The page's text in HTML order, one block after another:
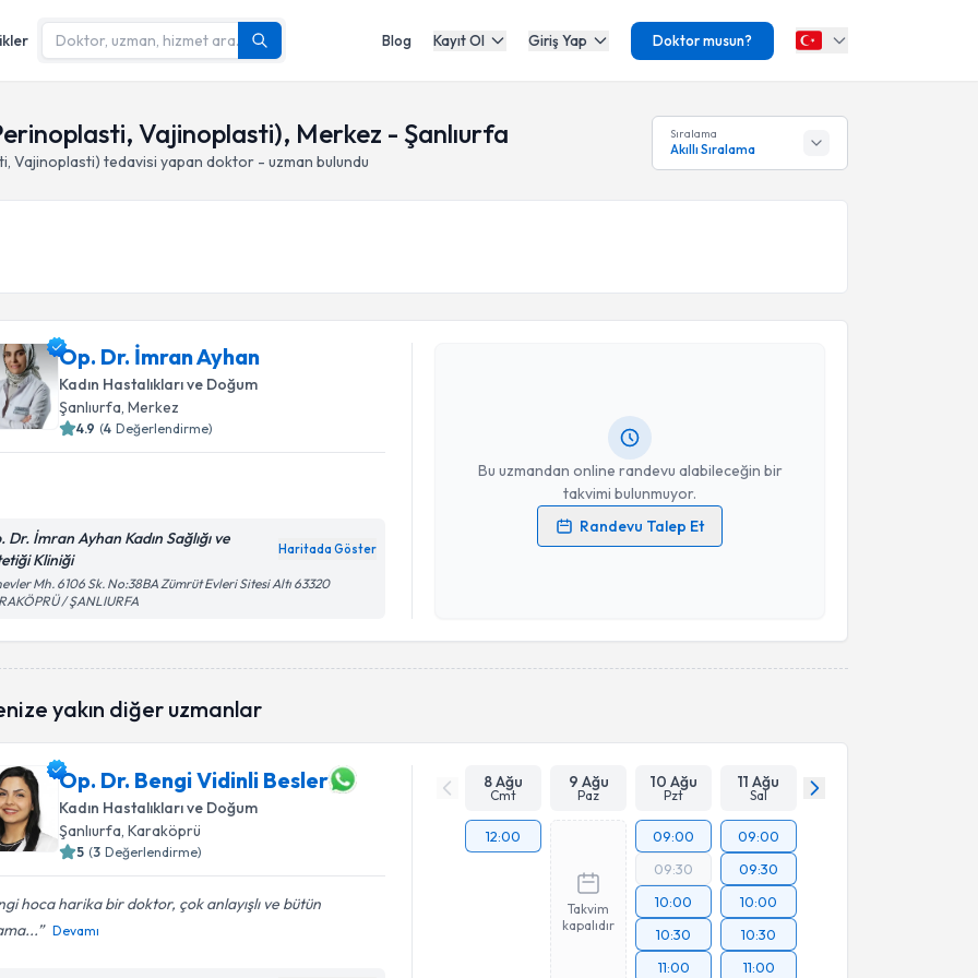
Blog Kayıt Ol Giriş Yap Doktor musun?
Vajinoplasti), Merkez - Şanlıurfa
Vajinoplasti) tedavisi yapan doktor - uzman bulundu
Sıralama
Akıllı Sıralama
Op. Dr. İmran Ayhan
Kadın Hastalıkları ve Doğum
Şanlıurfa, Merkez
4.9 (4 Değerlendirme)
Dr. İmran Ayhan Kadın Sağlığı ve
Kliniği
Haritada Göster
Mh. 6106 Sk. No:38BA Zümrüt Evleri Sitesi Altı 63320
/ ŞANLIURFA
Bu uzmandan online randevu alabileceğin bir
takvimi bulunmuyor.
Randevu Talep Et
Kişisel verilerimin işlenmesine ilişkinAydınlatma Metni
yakın diğer uzmanlar
Op. Dr. Bengi Vidinli Besler
Kadın Hastalıkları ve Doğum
Şanlıurfa, Karaköprü
5 (3 Değerlendirme)
hoca harika bir doktor, çok anlayışlı ve bütün
Devamı
8 Ağu
Cmt
9 Ağu
Paz
10 Ağu
Pzt
11 Ağu
Sal
12:00
Takvim
kapalıdır
09:00
09:30
10:00
10:30
11:00
09:00
09:30
10:00
10:30
11:00